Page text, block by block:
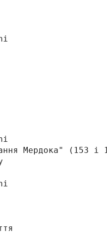
Мердока" (153 і